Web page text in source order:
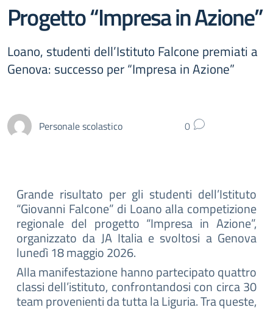
Progetto “Impresa in Azione”
Loano, studenti dell’Istituto Falcone premiati a
Genova: successo per “Impresa in Azione”
Personale scolastico 0
Grande risultato per gli studenti dell’Istituto
“Giovanni Falcone” di Loano alla competizione
regionale del progetto “Impresa in Azione”,
organizzato da JA Italia e svoltosi a Genova
lunedì 18 maggio 2026.
Alla manifestazione hanno partecipato quattro
classi dell’istituto, confrontandosi con circa 30
team provenienti da tutta la Liguria. Tra queste,